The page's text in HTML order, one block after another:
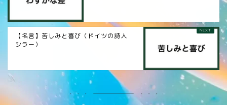
【名言】苦しみと喜び（ドイツの詩人
シラー）